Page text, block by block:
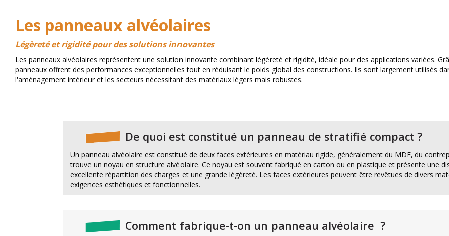
Les panneaux alvéolaires
Légèreté et rigidité pour des solutions innovantes
Les panneaux alvéolaires représentent une solution innovante combinant légèreté et rigidité, idéale pour des applications variées.
panneaux offrent des performances exceptionnelles tout en réduisant le poids global des constructions. Ils sont largement utilisés
l'aménagement intérieur et les secteurs nécessitant des matériaux légers mais robustes.
De quoi est constitué un panneau de stratifié compact ?
Un panneau alvéolaire est constitué de deux faces extérieures en matériau rigide, généralement du MDF, du
trouve un noyau en structure alvéolaire. Ce noyau est souvent fabriqué en carton ou en plastique et présente une
excellente répartition des charges et une grande légèreté. Les faces extérieures peuvent être revêtues de divers
exigences esthétiques et fonctionnelles.
Comment fabrique-t-on un panneau alvéolaire ?